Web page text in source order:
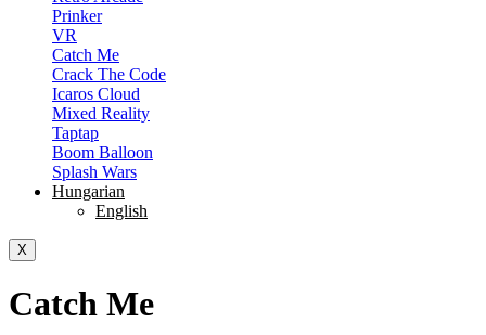
Prinker
VR
Catch Me
Crack The Code
Icaros Cloud
Mixed Reality
Taptap
Boom Balloon
Splash Wars
Hungarian
English
X
Catch Me